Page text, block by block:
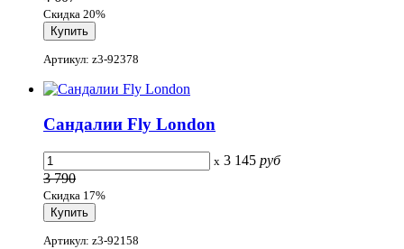
Скидка 20%
Артикул: z3-92378
Сандалии Fly London
x 3 145 руб
3 790
Скидка 17%
Артикул: z3-92158